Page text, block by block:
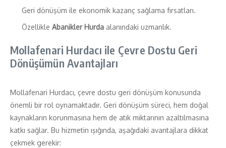
Geri dönüşüm ile ekonomik kazanç sağlama fırsatları.
Özellikle Abanikler Hurda alanındaki uzmanlık.
Mollafenari Hurdacı ile Çevre Dostu Geri
Dönüşümün Avantajları
Mollafenari Hurdacı, çevre dostu geri dönüşüm konusunda
önemli bir rol oynamaktadır. Geri dönüşüm süreci, hem doğal
kaynakların korunmasına hem de atık miktarının azaltılmasına
katkı sağlar. Bu hizmetin ışığında, aşağıdaki avantajlara dikkat
çekmek gerekir: